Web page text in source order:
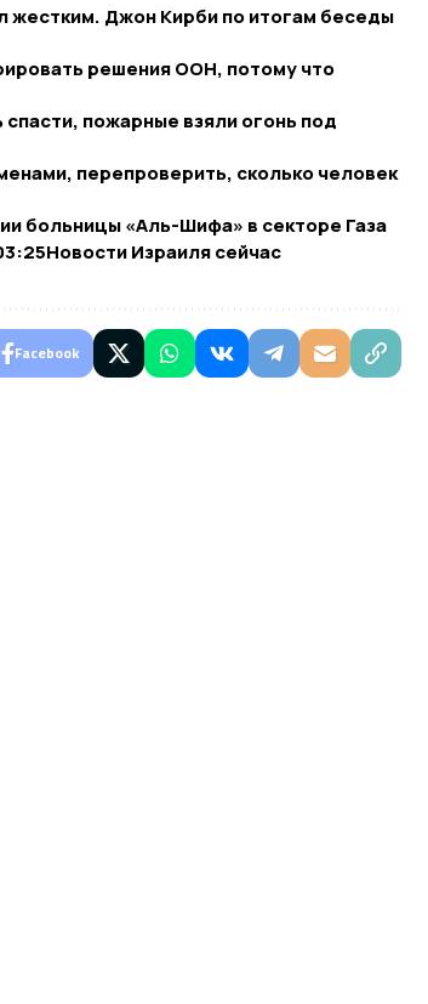
жестким. Джон Кирби по итогам беседы
решения ООН, потому что
пожарные взяли огонь под
перепроверить, сколько человек
больницы «Аль-Шифа» в секторе Газа
Израиля сейчас
Facebook